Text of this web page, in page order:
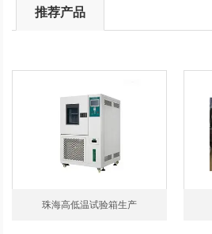
推荐产品
珠海高低温试验箱生产